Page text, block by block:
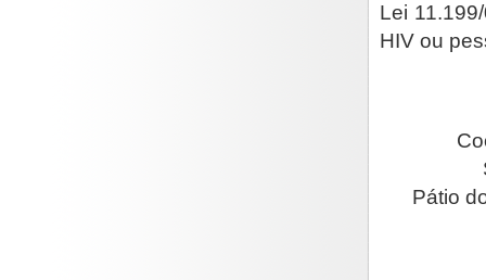
Lei
HIV ou
Pátio